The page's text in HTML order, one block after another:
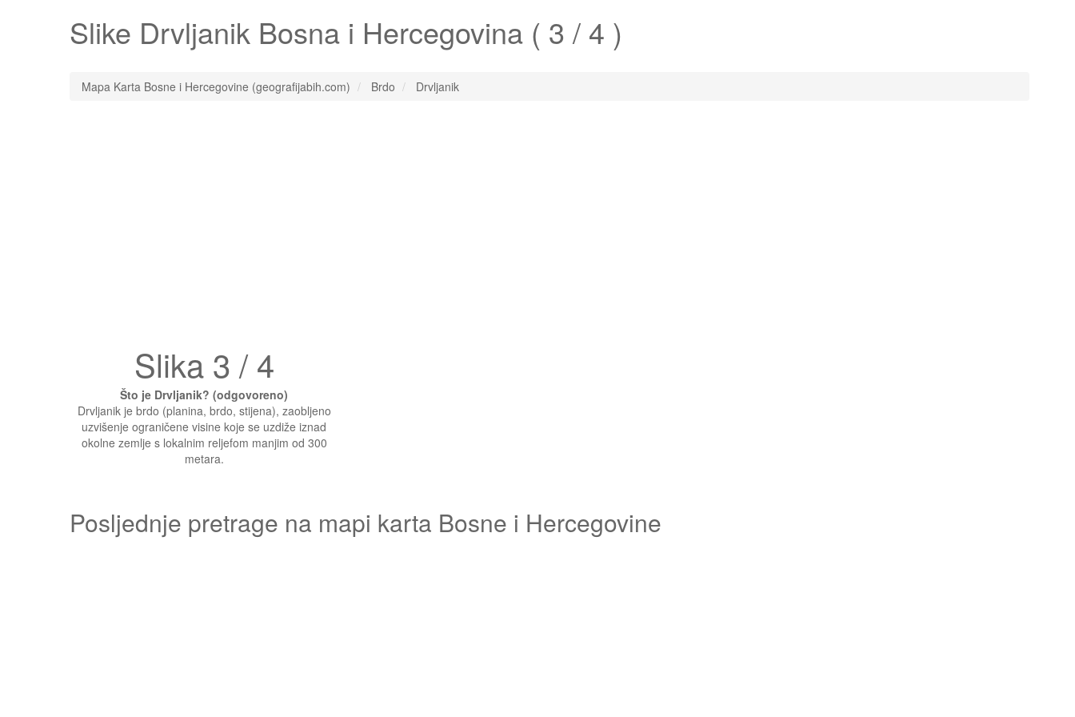
Slike Drvljanik Bosna i Hercegovina ( 3 / 4 )
Mapa Karta Bosne i Hercegovine (geografijabih.com) Brdo Drvljanik
Slika 3 / 4
Što je Drvljanik? (odgovoreno)
Drvljanik je brdo (planina, brdo, stijena), zaobljeno
uzvišenje ograničene visine koje se uzdiže iznad
okolne zemlje s lokalnim reljefom manjim od 300
metara.
Posljednje pretrage na mapi karta Bosne i Hercegovine